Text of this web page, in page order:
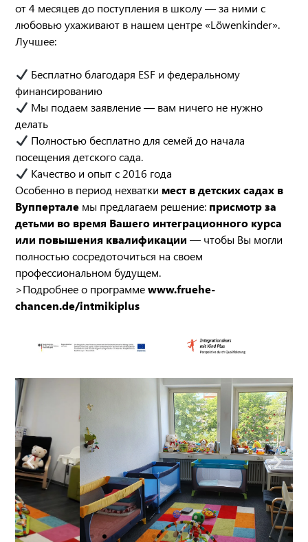
от 4 месяцев до поступления в школу — за ними с
любовью ухаживают в нашем центре «Löwenkinder».
Лучшее:
Бесплатно благодаря ESF и федеральному
финансированию
Мы подаем заявление — вам ничего не нужно
делать
Полностью бесплатно для семей до начала
посещения детского сада.
Качество и опыт с 2016 года
Особенно в период нехватки мест в детских садах в
Вуппертале мы предлагаем решение: присмотр за
детьми во время Вашего интеграционного курса
или повышения квалификации — чтобы Вы могли
полностью сосредоточиться на своем
профессиональном будущем.
>Подробнее о программеwww.fruehe-
chancen.de/intmikiplus